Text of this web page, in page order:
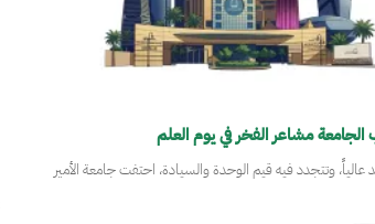
مشاعر الفخر في يوم العلم
عالياً، وتتجدد فيه قيم الوحدة والسيادة، احتفت جامعة الأمير